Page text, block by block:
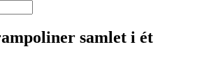
samlet i ét